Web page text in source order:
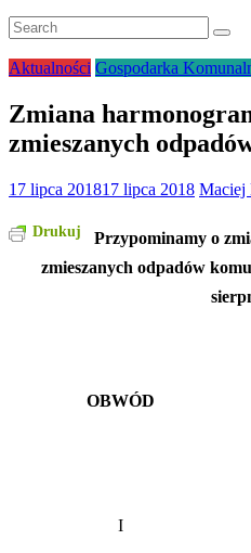
Aktualności Gospodarka
Zmiana
zmieszanych
17 lipca 201817 lipca 2018 Maciej
Drukuj
Przypominamy o
zmieszanych odpadów
OBWÓD
I